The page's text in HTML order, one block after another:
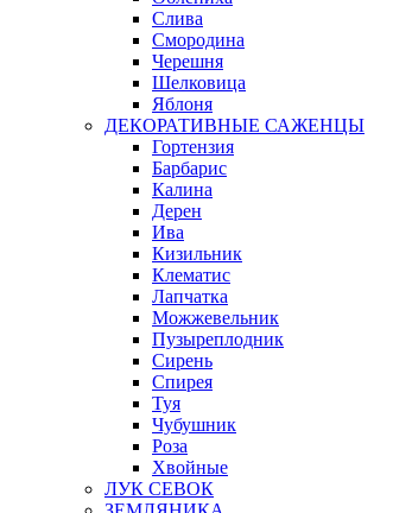
Слива
Смородина
Черешня
Шелковица
Яблоня
ДЕКОРАТИВНЫЕ САЖЕНЦЫ
Гортензия
Барбарис
Калина
Дерен
Ива
Кизильник
Клематис
Лапчатка
Можжевельник
Пузыреплодник
Сирень
Спирея
Туя
Чубушник
Роза
Хвойные
ЛУК СЕВОК